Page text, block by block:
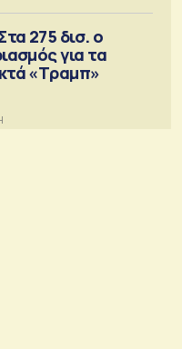
275 δισ. ο
για τα
«Τραμπ»